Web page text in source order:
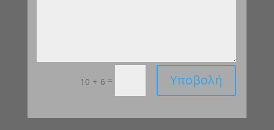
10 + 6 = Υποβολή